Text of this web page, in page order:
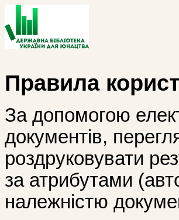
Правила
За допомогою
документів,
роздруковувати
за атрибутами
належністю